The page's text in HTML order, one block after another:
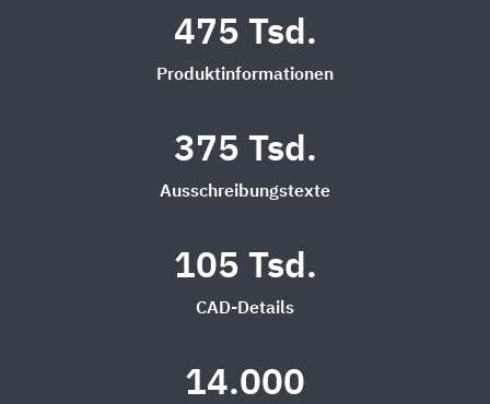
475 Tsd.
Produktinformationen
375 Tsd.
Ausschreibungstexte
105 Tsd.
CAD-Details
14.000